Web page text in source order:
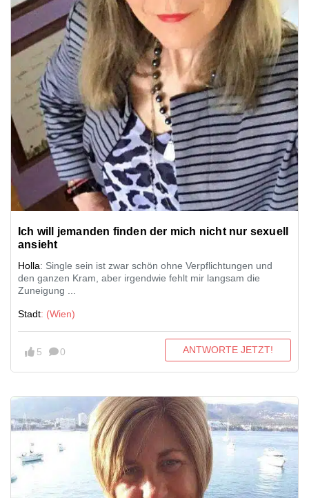
Ich will jemanden finden der mich nicht nur sexuell
ansieht
Holla: Single sein ist zwar schön ohne Verpflichtungen und
den ganzen Kram, aber irgendwie fehlt mir langsam die
Zuneigung ...
Stadt: (Wien)
5 0 ANTWORTE JETZT!